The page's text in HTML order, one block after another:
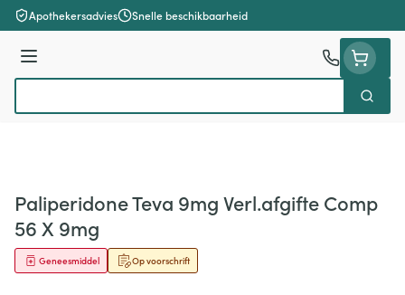
Ga naar de inhoud
Apothekersadvies Snelle beschikbaarheid
Menu
Zoek
Paliperidone Teva 9mg Verl.afgifte Comp
56 X 9mg
Op voorschrift
Geneesmiddel